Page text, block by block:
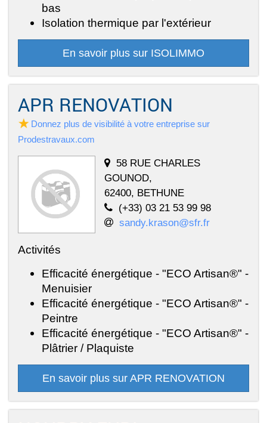
bas
Isolation thermique par l'extérieur
En savoir plus sur ISOLIMMO
APR RENOVATION
Donnez plus de visibilité à votre entreprise sur
Prodestravaux.com
58 RUE CHARLES
GOUNOD,
62400, BETHUNE
(+33) 03 21 53 99 98
sandy.krason@sfr.fr
Activités
Efficacité énergétique - "ECO Artisan®" -
Menuisier
Efficacité énergétique - "ECO Artisan®" -
Peintre
Efficacité énergétique - "ECO Artisan®" -
Plâtrier / Plaquiste
En savoir plus sur APR RENOVATION